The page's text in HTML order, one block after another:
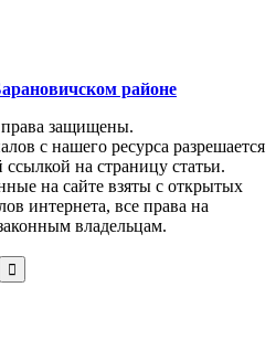
районе
защищены.
с нашего ресурса разрешается
на страницу статьи.
на сайте взяты с открытых
интернета, все права на
владельцам.